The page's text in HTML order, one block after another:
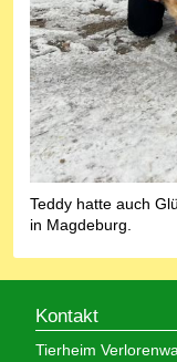
Teddy hatte auch
in Magdeburg.
Kontakt
Tierheim